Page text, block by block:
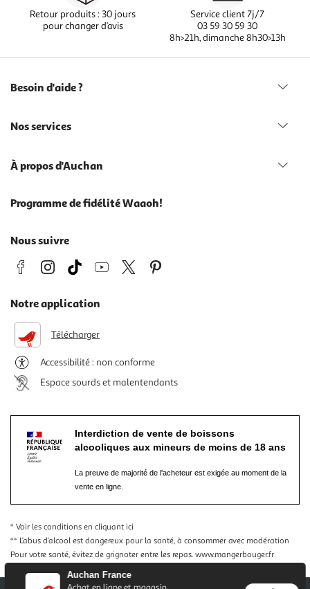
Auchan France
Retour produits : 30 jours
pour changer d’avis
Service client 7j/7
03 59 30 59 30
8h>21h, dimanche 8h30>13h
Besoin d'aide ?
Nos services
À propos d'Auchan
Programme de fidélité Waaoh!
Nous suivre
Notre application
Télécharger
Accessibilité : non conforme
Espace sourds et malentendants
Interdiction de vente de boissons
alcooliques aux mineurs de moins de 18 ans
La preuve de majorité de l'acheteur est exigée au moment de la
vente en ligne.
* Voir les conditions en cliquant ici
** L’abus d’alcool est dangereux pour la santé, à consommer avec modération
Pour votre santé, évitez de grignoter entre les repas. www.mangerbouger.fr